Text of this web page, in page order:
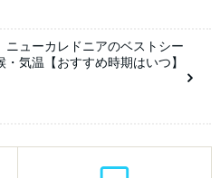
ニューカレドニアのベストシー
・気温【おすすめ時期はいつ】